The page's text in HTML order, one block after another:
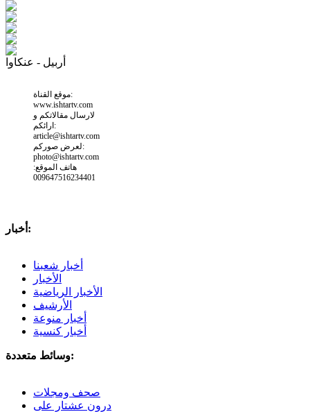
أربيل - عنكاوا
موقع القناة:
www.ishtartv.com
لارسال مقالاتكم و
ارائكم:
article@ishtartv.com
لعرض صوركم:
photo@ishtartv.com
هاتف الموقع:
009647516234401
أخبار:
أخبار شعبنا
الأخبار
الأخبار الرياضية
الأرشيف
أخبار منوعة
أخبار كنسية
وسائط متعددة:
صحف ومجلات
درون عشتار على